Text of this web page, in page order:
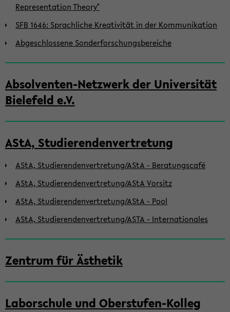
Representation Theory"
SFB 1646: Sprachliche Kreativität in der Kommunikation
Abgeschlossene Sonderforschungsbereiche
Absolventen-Netzwerk der Universität
Bielefeld e.V.
AStA, Studierendenvertretung
AStA, Studierendenvertretung/AStA - Beratungscafé
AStA, Studierendenvertretung/AStA Vorsitz
AStA, Studierendenvertretung/AStA - Pool
AStA, Studierendenvertretung/ASTA - Internationales
Zentrum für Ästhetik
Laborschule und Oberstufen-Kolleg